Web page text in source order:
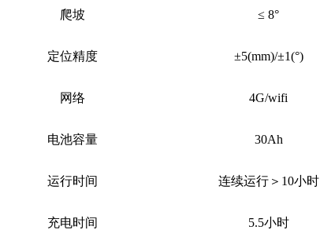
爬坡 ≤ 8°
定位精度 ±5(mm)/±1(°)
网络 4G/wifi
电池容量 30Ah
运行时间 连续运行＞ 10小时
充电时间 5.5小时